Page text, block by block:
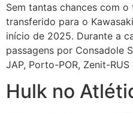
Sem tantas chances com
transferido para o
início de 2025. Durante a
passagens por Consadole
JAP, Porto-POR, Zenit-RUS
Hulk no